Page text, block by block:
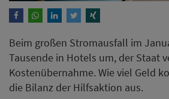
Beim großen Stromausfall im
Tausende in Hotels um, der Staat
Kostenübernahme. Wie viel Geld
die Bilanz der Hilfsaktion aus.